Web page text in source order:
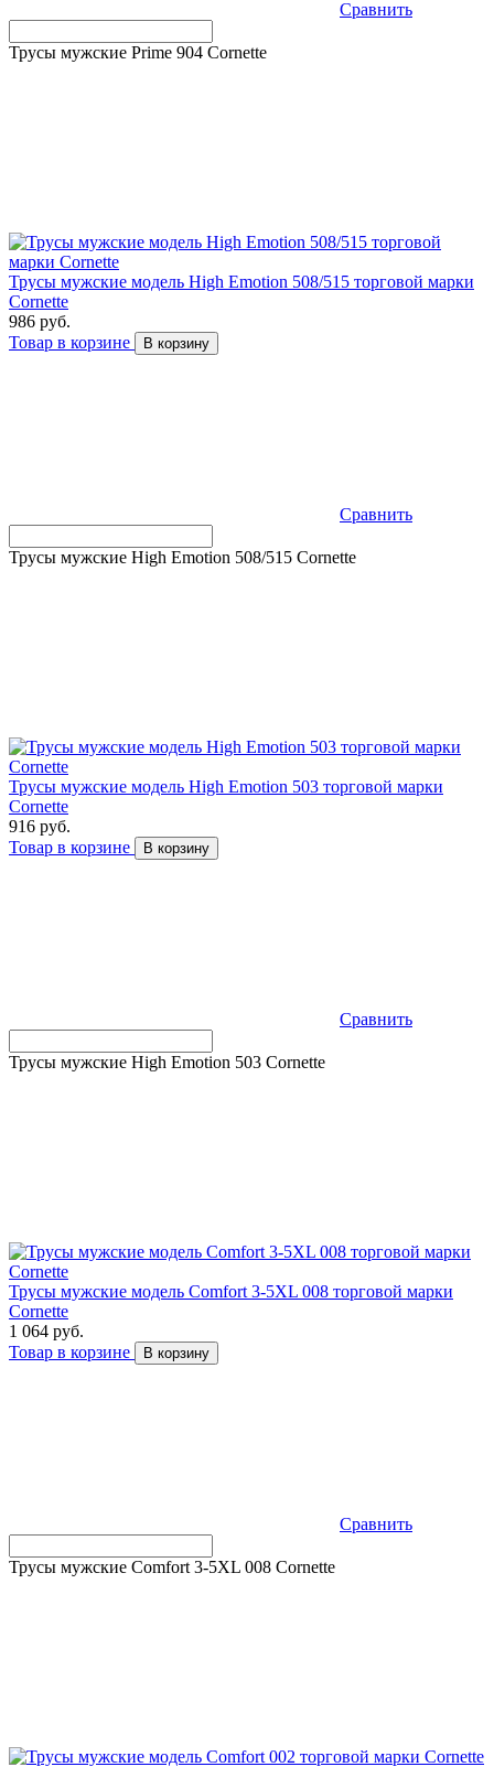
Сравнить
Трусы мужские Prime 904 Cornette
Трусы мужские модель High Emotion 508/515 торговой марки
Cornette
986 руб.
Товар в корзине
В корзину
Сравнить
Трусы мужские High Emotion 508/515 Cornette
Трусы мужские модель High Emotion 503 торговой марки
Cornette
916 руб.
Товар в корзине
В корзину
Сравнить
Трусы мужские High Emotion 503 Cornette
Трусы мужские модель Comfort 3-5XL 008 торговой марки
Cornette
1 064 руб.
Товар в корзине
В корзину
Сравнить
Трусы мужские Comfort 3-5XL 008 Cornette